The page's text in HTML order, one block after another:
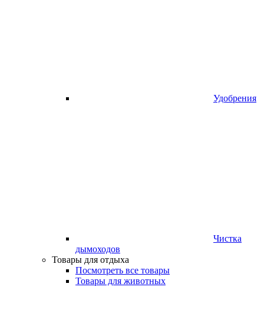
Удобрения
Чистка
дымоходов
Товары для отдыха
Посмотреть все товары
Товары для животных